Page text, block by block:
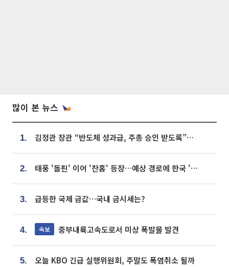
많이 본 뉴스
1. 김정관 장관 “반도체 성과급, 주총 승인 받도록”…상법·자본시장법 개정 시사
2. 태풍 '돌핀' 이어 '찬홈' 등장…예상 경로에 한국 '한숨'
3. 급등한 국제 금값…국내 금시세는?
4. 속보 중부내륙고속도로서 미상 폭발물 발견
5. 오늘 KBO 긴급 실행위원회, 주말도 폭염취소 될까